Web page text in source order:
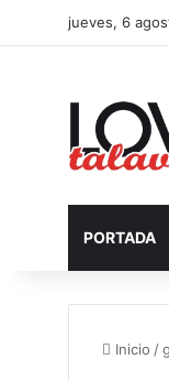
jueves, 6
PORTADA
Inicio /